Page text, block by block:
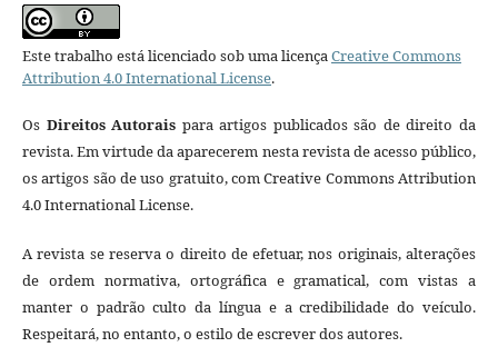
Este trabalho está licenciado sob uma licençaCreative Commons
Attribution 4.0 International License.
Os Direitos Autorais para artigos publicados são de direito da
revista. Em virtude da aparecerem nesta revista de acesso público,
os artigos são de uso gratuito, com Creative Commons Attribution
4.0 International License.
A revista se reserva o direito de efetuar, nos originais, alterações
de ordem normativa, ortográfica e gramatical, com vistas a
manter o padrão culto da língua e a credibilidade do veículo.
Respeitará, no entanto, o estilo de escrever dos autores.